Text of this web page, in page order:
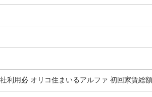
利用必 オリコ住まいるアルファ 初回家賃総